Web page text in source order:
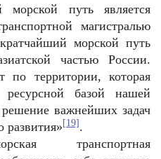
путь является
магистралью
морской путь
частью России.
по территории, которая
ресурсной базой нашей
важнейших задач
развития» [19] .
транспортная